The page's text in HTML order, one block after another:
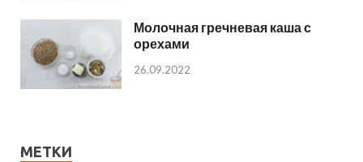
Молочная гречневая каша с
орехами
26.09.2022
МЕТКИ